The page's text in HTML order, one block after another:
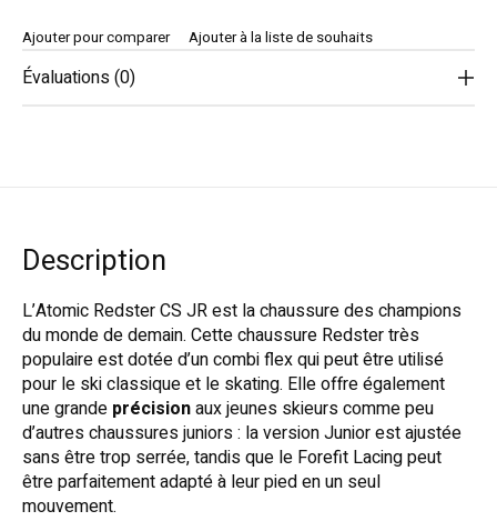
Ajouter pour comparer Ajouter à la liste de souhaits
Évaluations (0)
Description
L’Atomic Redster CS JR est la chaussure des champions
du monde de demain. Cette chaussure Redster très
populaire est dotée d’un combi flex qui peut être utilisé
pour le ski classique et le skating. Elle offre également
une grande précisionaux jeunes skieurs comme peu
d’autres chaussures juniors : la version Junior est ajustée
sans être trop serrée, tandis que le Forefit Lacing peut
être parfaitement adapté à leur pied en un seul
mouvement.